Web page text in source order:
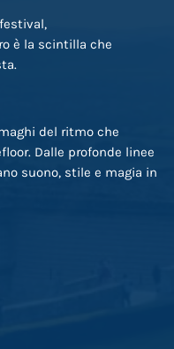
è la scintilla che
del ritmo che
Dalle profonde linee
suono, stile e magia in